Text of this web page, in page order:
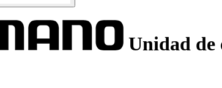
Unidad de